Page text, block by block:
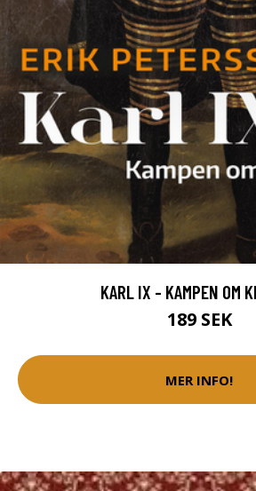
KARL IX - KAMPEN OM
189 SEK
MER INFO!